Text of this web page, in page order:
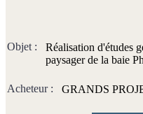
Objet :
Réalisation d'études
paysager de la baie
Acheteur : GRANDS